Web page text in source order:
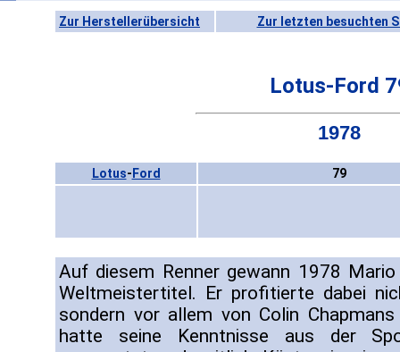
Zur Herstellerübersicht Zur letzten besuchten
Lotus-Ford
1978
Lotus- Ford 79
Auf diesem Renner gewann 1978
Weltmeistertitel. Er profitierte dabei
sondern vor allem von Colin
hatte seine Kenntnisse aus der